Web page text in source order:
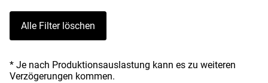
Alle Filter löschen
* Je nach Produktionsauslastung kann es zu weiteren
Verzögerungen kommen.